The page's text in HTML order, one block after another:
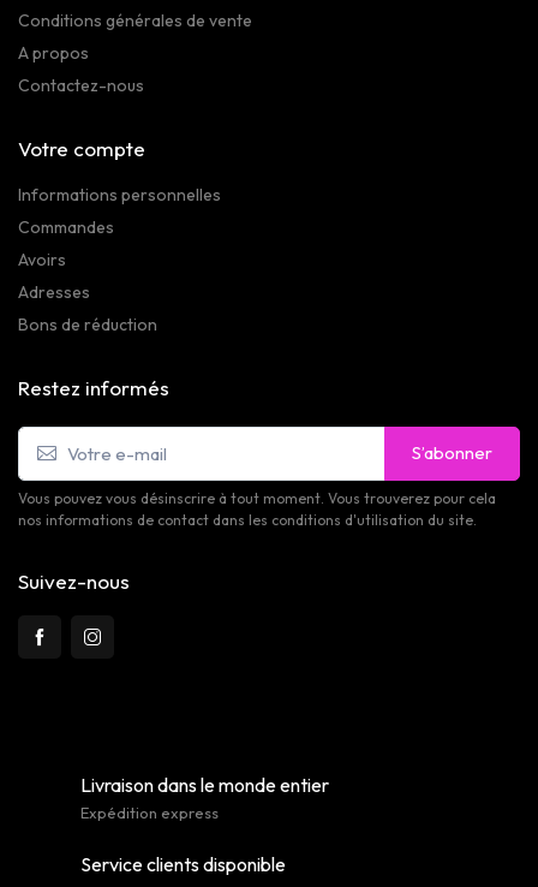
Conditions générales de vente
A propos
Contactez-nous
Votre compte
Informations personnelles
Commandes
Avoirs
Adresses
Bons de réduction
Restez informés
S’abonner
Vous pouvez vous désinscrire à tout moment. Vous trouverez pour cela
nos informations de contact dans les conditions d'utilisation du site.
Suivez-nous
Livraison dans le monde entier
Expédition express
Service clients disponible